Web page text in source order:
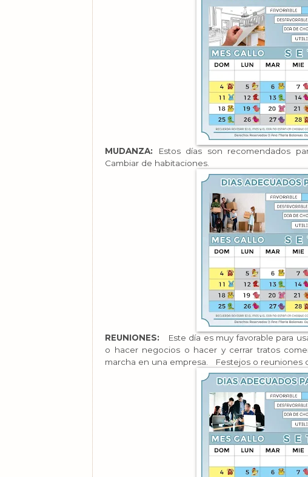
MUDANZA: Estos días son recomendados
Cambiar de habitaciones.
REUNIONES: Este día es muy favorable para
o hacer negocios o hacer y cerrar tratos
marcha en una empresa. Festejos o reuniones